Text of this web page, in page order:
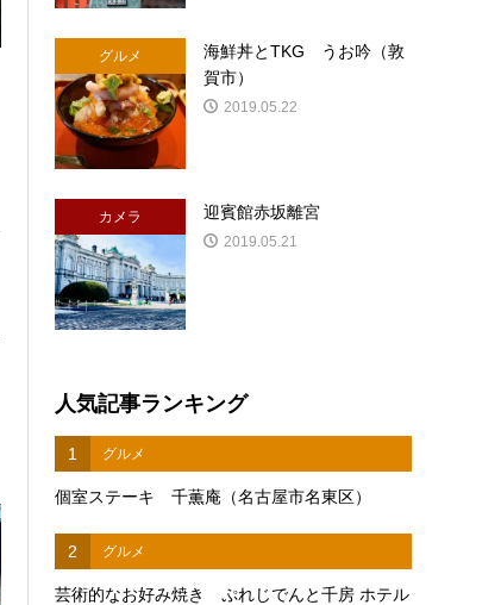
グルメ
海鮮丼とTKG うお吟（敦
賀市）
2019.05.22
カメラ 迎賓館赤坂離宮
2019.05.21
人気記事ランキング
1 グルメ
個室ステーキ 千薫庵（名古屋市名東区）
2 グルメ
芸術的なお好み焼き ぷれじでんと千房 ホテル